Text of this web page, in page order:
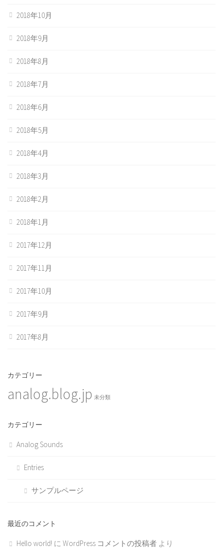
2018年10月
2018年9月
2018年8月
2018年7月
2018年6月
2018年5月
2018年4月
2018年3月
2018年2月
2018年1月
2017年12月
2017年11月
2017年10月
2017年9月
2017年8月
カテゴリー
analog.blog.jp 未分類
カテゴリー
Analog Sounds
Entries
サンプルページ
最近のコメント
Hello world! に WordPress コメントの投稿者 より